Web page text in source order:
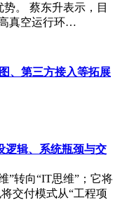
。 蔡东升表示，目
真空运行环…
、第三方接入等拓展
逻辑、系统瓶颈与交
”转向“IT思维”；它将
交付模式从“工程项